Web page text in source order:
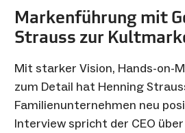
Markenführung mit
Strauss zur
Mit starker Vision, Hands-on-
zum Detail hat Henning
Familienunternehmen neu
Interview spricht der CEO